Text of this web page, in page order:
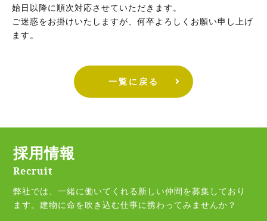
始日以降に順次対応させていただきます。
ご迷惑をお掛けいたしますが、何卒よろしくお願い申し上げ
ます。
一覧に戻る
採用情報
Recruit
弊社では、一緒に働いてくれる新しい仲間を募集しており
ます。建物に命を吹き込む仕事に携わってみませんか？